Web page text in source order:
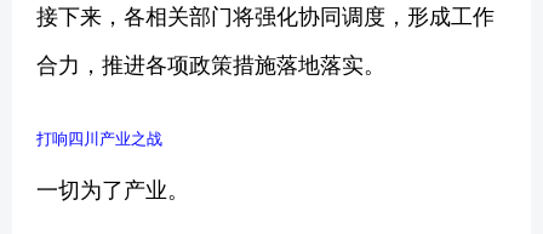
接下来，各相关部门将强化协同调度，形成工作
合力，推进各项政策措施落地落实。
打响四川产业之战
一切为了产业。